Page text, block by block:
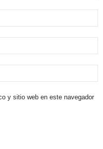
y sitio web en este navegador